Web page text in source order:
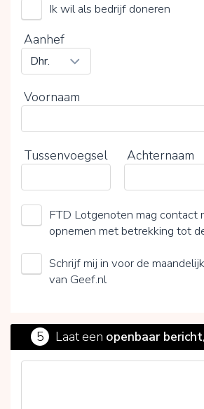
0%
Ik wil als bedrijf doneren
Aanhef
Voornaam
Tussenvoegsel Achternaam
FTD Lotgenoten mag contact
opnemen met betrekking tot
Schrijf mij in voor de
van Geef.nl
5 Laat een openbaar